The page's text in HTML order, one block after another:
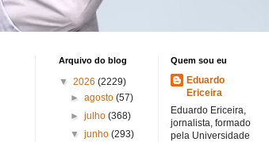
Arquivo do blog
▼ 2026 (2229)
► agosto (57)
► julho (368)
▼ junho (293)
Quem sou eu
Eduardo
Ericeira
Eduardo Ericeira,
jornalista, formado
pela Universidade